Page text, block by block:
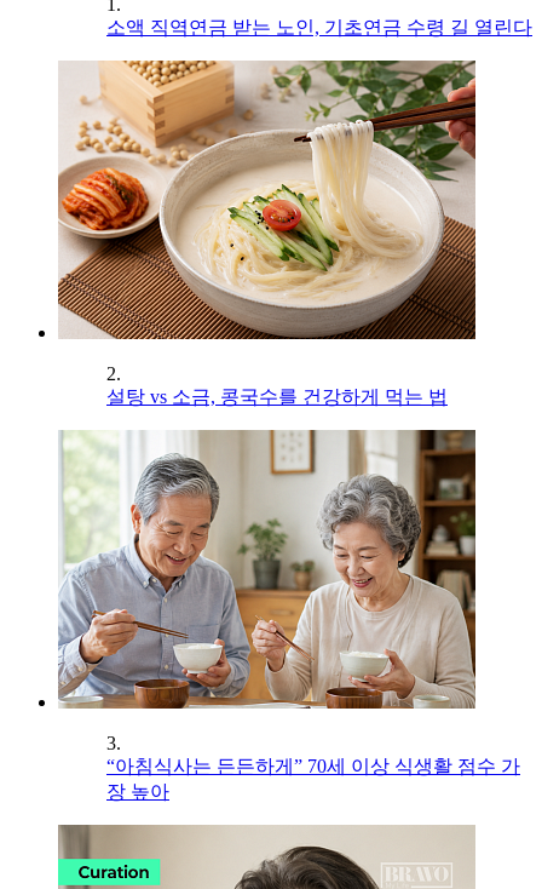
1.
소액 직역연금 받는 노인, 기초연금 수령 길 열린다
2.
설탕 vs 소금, 콩국수를 건강하게 먹는 법
3.
“아침식사는 든든하게” 70세 이상 식생활 점수 가
장 높아